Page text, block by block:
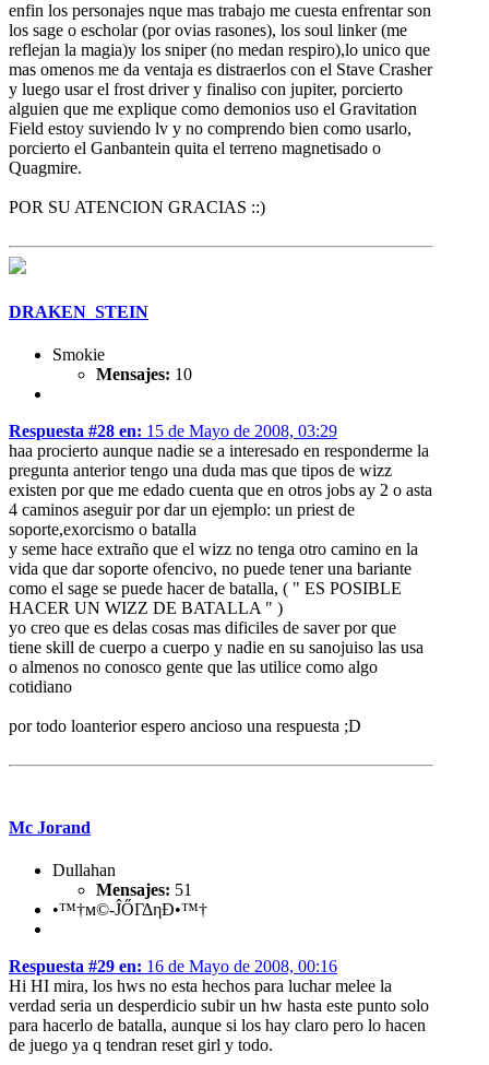
enfin los personajes nque mas trabajo me cuesta enfrentar son
los sage o escholar (por ovias rasones), los soul linker (me
reflejan la magia)y los sniper (no medan respiro),lo unico que
mas omenos me da ventaja es distraerlos con el Stave Crasher
y luego usar el frost driver y finaliso con jupiter, porcierto
alguien que me explique como demonios uso el Gravitation
Field estoy suviendo lv y no comprendo bien como usarlo,
porcierto el Ganbantein quita el terreno magnetisado o
Quagmire.
POR SU ATENCION GRACIAS ::)
DRAKEN_STEIN
Smokie
Mensajes: 10
Respuesta #28 en: 15 de Mayo de 2008, 03:29
haa procierto aunque nadie se a interesado en responderme la
pregunta anterior tengo una duda mas que tipos de wizz
existen por que me edado cuenta que en otros jobs ay 2 o asta
4 caminos aseguir por dar un ejemplo: un priest de
soporte,exorcismo o batalla
y seme hace extraño que el wizz no tenga otro camino en la
vida que dar soporte ofencivo, no puede tener una bariante
como el sage se puede hacer de batalla, ( " ES POSIBLE
HACER UN WIZZ DE BATALLA " )
yo creo que es delas cosas mas dificiles de saver por que
tiene skill de cuerpo a cuerpo y nadie en su sanojuiso las usa
o almenos no conosco gente que las utilice como algo
cotidiano
por todo loanterior espero ancioso una respuesta ;D
Mc Jorand
Dullahan
Mensajes: 51
•™†м©-ĴŐΓΔηĐ•™†
Respuesta #29 en: 16 de Mayo de 2008, 00:16
Hi HI mira, los hws no esta hechos para luchar melee la
verdad seria un desperdicio subir un hw hasta este punto solo
para hacerlo de batalla, aunque si los hay claro pero lo hacen
de juego ya q tendran reset girl y todo.